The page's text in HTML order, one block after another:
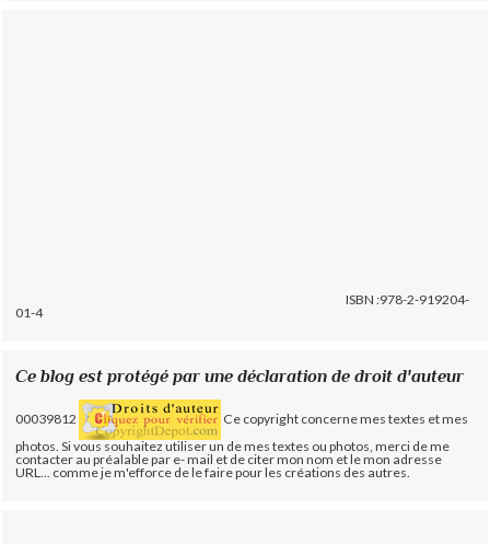
ISBN :978-2-919204-
01-4
Ce blog est protégé par une déclaration de droit d'auteur
00039812
Ce copyright concerne mes textes et mes
photos. Si vous souhaitez utiliser un de mes textes ou photos, merci de me
contacter au préalable par e- mail et de citer mon nom et le mon adresse
URL... comme je m'efforce de le faire pour les créations des autres.